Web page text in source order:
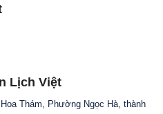
Lịch Việt
Thám, Phường Ngọc Hà, thành